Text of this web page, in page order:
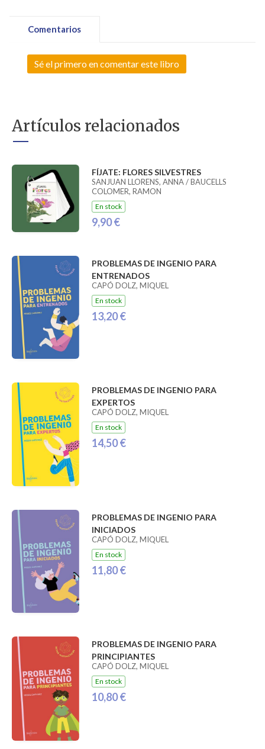
Comentarios
Sé el primero en comentar este libro
Artículos relacionados
FÍJATE: FLORES SILVESTRES
SANJUAN LLORENS, ANNA / BAUCELLS
COLOMER, RAMON
En stock
9,90 €
PROBLEMAS DE INGENIO PARA
ENTRENADOS
CAPÓ DOLZ, MIQUEL
En stock
13,20 €
PROBLEMAS DE INGENIO PARA
EXPERTOS
CAPÓ DOLZ, MIQUEL
En stock
14,50 €
PROBLEMAS DE INGENIO PARA
INICIADOS
CAPÓ DOLZ, MIQUEL
En stock
11,80 €
PROBLEMAS DE INGENIO PARA
PRINCIPIANTES
CAPÓ DOLZ, MIQUEL
En stock
10,80 €